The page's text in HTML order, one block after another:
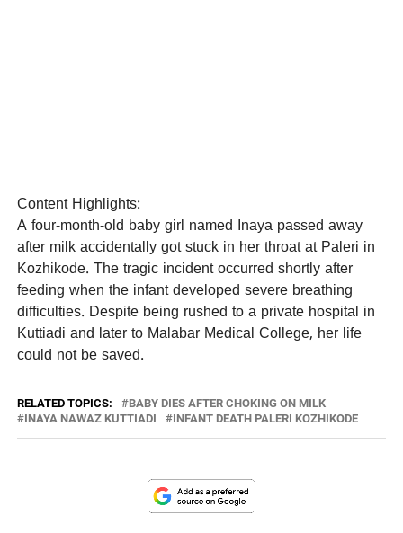
Content Highlights:
A four-month-old baby girl named Inaya passed away
after milk accidentally got stuck in her throat at Paleri in
Kozhikode. The tragic incident occurred shortly after
feeding when the infant developed severe breathing
difficulties. Despite being rushed to a private hospital in
Kuttiadi and later to Malabar Medical College, her life
could not be saved.
RELATED TOPICS:
BABY DIES AFTER CHOKING ON MILK
INAYA NAWAZ KUTTIADI
INFANT DEATH PALERI KOZHIKODE